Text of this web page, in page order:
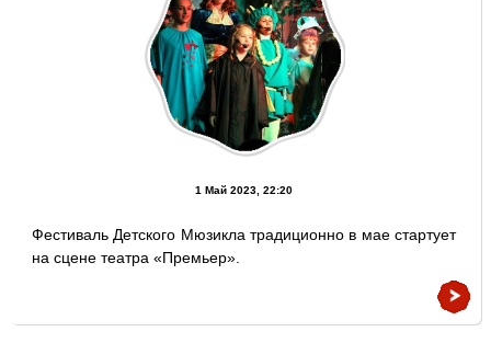
1 Май 2023, 22:20
Фестиваль Детского Мюзикла традиционно в мае стартует
на сцене театра «Премьер».